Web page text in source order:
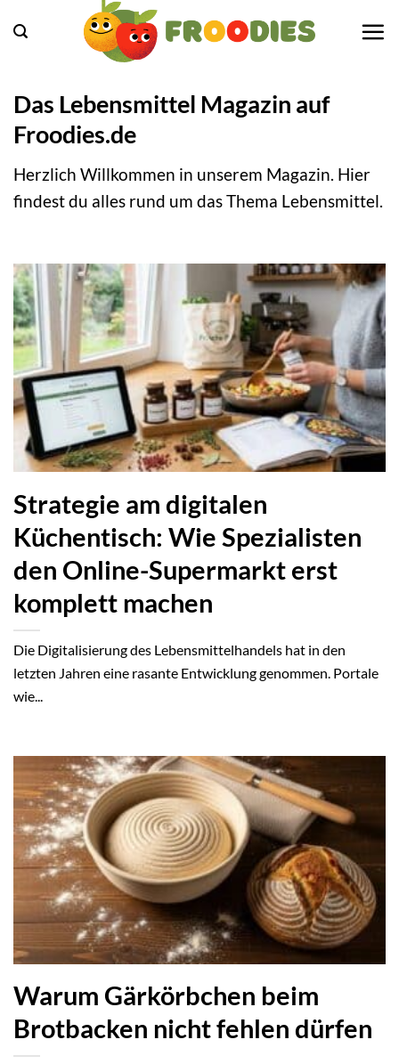
Inhalt
Das Lebensmittel Magazin auf
Froodies.de
Herzlich Willkommen in unserem Magazin. Hier
findest du alles rund um das Thema Lebensmittel.
Strategie am digitalen
Küchentisch: Wie Spezialisten
den Online-Supermarkt erst
komplett machen
Die Digitalisierung des Lebensmittelhandels hat in den
letzten Jahren eine rasante Entwicklung genommen. Portale
wie...
Warum Gärkörbchen beim
Brotbacken nicht fehlen dürfen